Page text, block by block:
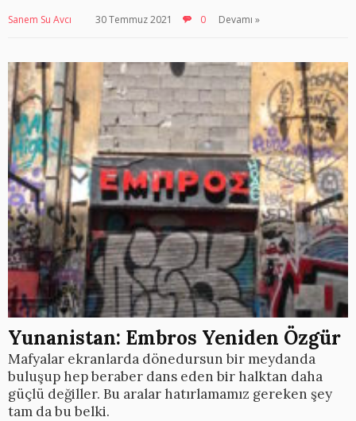
Sanem Su Avcı 30 Temmuz 2021 0 Devamı »
Yunanistan: Embros Yeniden Özgür
Mafyalar ekranlarda dönedursun bir meydanda
buluşup hep beraber dans eden bir halktan daha
güçlü değiller. Bu aralar hatırlamamız gereken şey
tam da bu belki.